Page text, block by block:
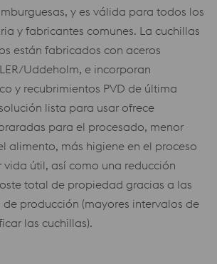
y es válida para todos los
y fabricantes comunes. La cuchillas
están fabricados con aceros
Uddeholm, e incorporan
y recubrimientos PVD de última
lista para usar ofrece
para el procesado, menor
alimento, más higiene en el proceso
vida útil, así como una reducción
total de propiedad gracias a las
producción (mayores intervalos de
las cuchillas).